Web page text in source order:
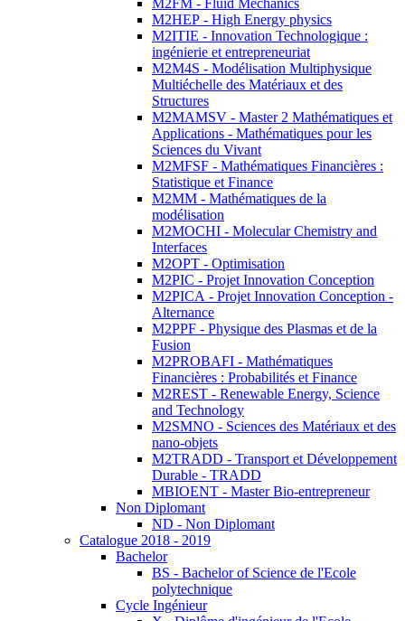
M2FM - Fluid Mechanics
M2HEP - High Energy physics
M2ITIE - Innovation Technologique :
ingénierie et entrepreneuriat
M2M4S - Modélisation Multiphysique
Multiéchelle des Matériaux et des
Structures
M2MAMSV - Master 2 Mathématiques et
Applications - Mathématiques pour les
Sciences du Vivant
M2MFSF - Mathématiques Financières :
Statistique et Finance
M2MM - Mathématiques de la
modélisation
M2MOCHI - Molecular Chemistry and
Interfaces
M2OPT - Optimisation
M2PIC - Projet Innovation Conception
M2PICA - Projet Innovation Conception -
Alternance
M2PPF - Physique des Plasmas et de la
Fusion
M2PROBAFI - Mathématiques
Financières : Probabilités et Finance
M2REST - Renewable Energy, Science
and Technology
M2SMNO - Sciences des Matériaux et des
nano-objets
M2TRADD - Transport et Développement
Durable - TRADD
MBIOENT - Master Bio-entrepreneur
Non Diplomant
ND - Non Diplomant
Catalogue 2018 - 2019
Bachelor
BS - Bachelor of Science de l'Ecole
polytechnique
Cycle Ingénieur